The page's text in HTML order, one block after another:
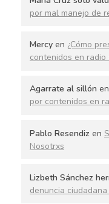
por mal manejo de
Mercy en ¿Cómo
contenidos en radio
Agarrate al sillón en
por contenidos en
Pablo Resendiz en
Nosotrxs
Lizbeth Sánchez
denuncia